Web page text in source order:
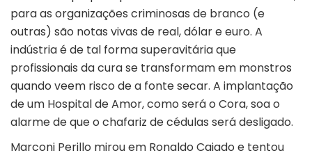
para as organizações criminosas de branco (e
outras) são notas vivas de real, dólar e euro. A
indústria é de tal forma superavitária que
profissionais da cura se transformam em monstros
quando veem risco de a fonte secar. A implantação
de um Hospital de Amor, como será o Cora, soa o
alarme de que o chafariz de cédulas será desligado.
Marconi Perillo mirou em Ronaldo Caiado e tentou